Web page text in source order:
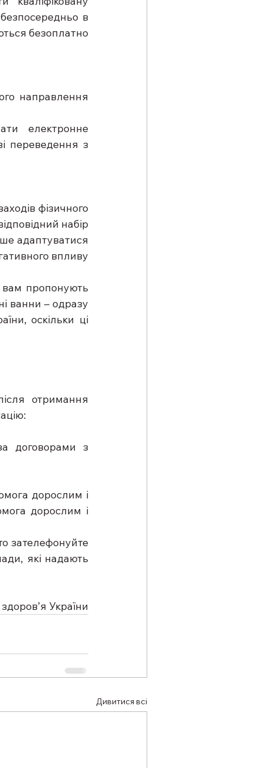
в
безоплатно
направлення
електронне
переведення з
фізичного
набір
адаптуватися
впливу
вам пропонують
ванни – одразу
оскільки ці
отримання
договорами з
дорослим і
дорослим і
зателефонуйте
які надають
України
Дивитися всі